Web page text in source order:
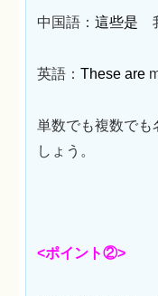
中国語：這些是
英語：These are
単数でも複数でも
しょう。
<ポイント②>